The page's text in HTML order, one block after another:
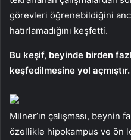
görevleri öğrenebildiğini
hatırlamadığını keşfetti.
Bu keşif, beyinde birden
keşfedilmesine yol açmıştır.
Milner’ın çalışması,
özellikle hipokampus ve ön